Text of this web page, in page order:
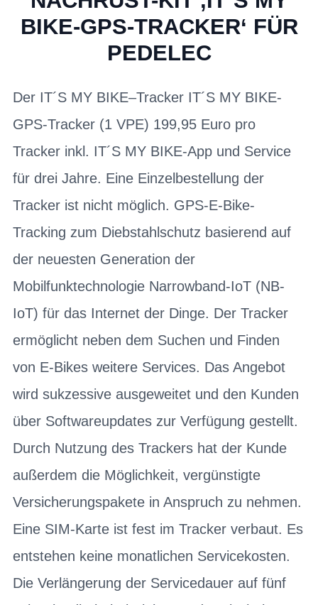
BIKE-GPS-TRACKER‘ FÜR
PEDELEC
Der IT´S MY BIKE–Tracker IT´S MY BIKE-
GPS-Tracker (1 VPE) 199,95 Euro pro
Tracker inkl. IT´S MY BIKE-App und Service
für drei Jahre. Eine Einzelbestellung der
Tracker ist nicht möglich. GPS-E-Bike-
Tracking zum Diebstahlschutz basierend auf
der neuesten Generation der
Mobilfunktechnologie Narrowband-IoT (NB-
IoT) für das Internet der Dinge. Der Tracker
ermöglicht neben dem Suchen und Finden
von E-Bikes weitere Services. Das Angebot
wird sukzessive ausgeweitet und den Kunden
über Softwareupdates zur Verfügung gestellt.
Durch Nutzung des Trackers hat der Kunde
außerdem die Möglichkeit, vergünstigte
Versicherungspakete in Anspruch zu nehmen.
Eine SIM-Karte ist fest im Tracker verbaut. Es
entstehen keine monatlichen Servicekosten.
Die Verlängerung der Servicedauer auf fünf